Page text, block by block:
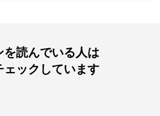
を読んでいる人は
ェックしています